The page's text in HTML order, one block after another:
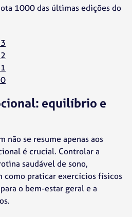
1000 das últimas edições do
equilíbrio e
não se resume apenas aos
é crucial. Controlar a
saudável de sono,
como praticar exercícios físicos
o bem-estar geral e a